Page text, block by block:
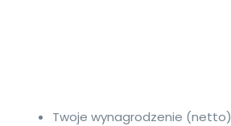
Twoje wynagrodzenie (netto)